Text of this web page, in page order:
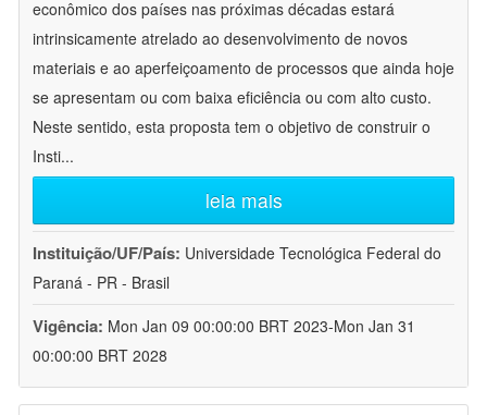
econômico dos países nas próximas décadas estará
intrinsicamente atrelado ao desenvolvimento de novos
materiais e ao aperfeiçoamento de processos que ainda hoje
se apresentam ou com baixa eficiência ou com alto custo.
Neste sentido, esta proposta tem o objetivo de construir o
Insti...
leia mais
Instituição/UF/País: Universidade Tecnológica Federal do
Paraná - PR - Brasil
Vigência: Mon Jan 09 00:00:00 BRT 2023-Mon Jan 31
00:00:00 BRT 2028